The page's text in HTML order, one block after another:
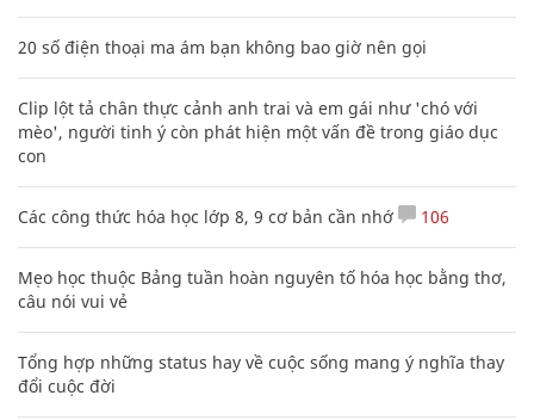
20 số điện thoại ma ám bạn không bao giờ nên gọi
Clip lột tả chân thực cảnh anh trai và em gái như 'chó với
mèo', người tinh ý còn phát hiện một vấn đề trong giáo dục
con
Các công thức hóa học lớp 8, 9 cơ bản cần nhớ 106
Mẹo học thuộc Bảng tuần hoàn nguyên tố hóa học bằng thơ,
câu nói vui vẻ
Tổng hợp những status hay về cuộc sống mang ý nghĩa thay
đổi cuộc đời